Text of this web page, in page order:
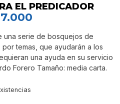
EL PREDICADOR
una serie de bosquejos de
temas, que ayudarán a los
una ayuda en su servicio
Forero Tamaño: media carta.